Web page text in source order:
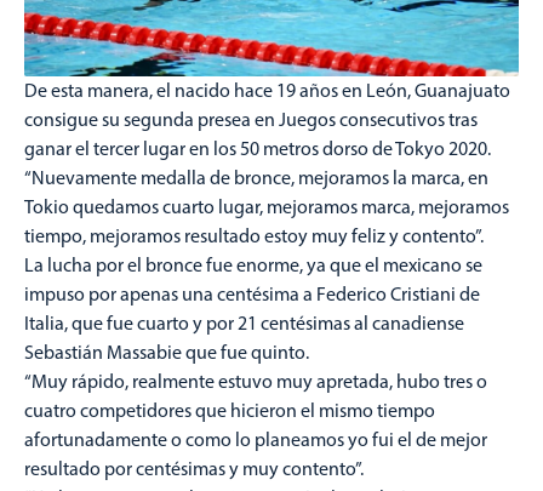
De esta manera, el nacido hace 19 años en León, Guanajuato
consigue su segunda presea en Juegos consecutivos tras
ganar el tercer lugar en los 50 metros dorso de Tokyo 2020.
“Nuevamente medalla de bronce, mejoramos la marca, en
Tokio quedamos cuarto lugar, mejoramos marca, mejoramos
tiempo, mejoramos resultado estoy muy feliz y contento”.
La lucha por el bronce fue enorme, ya que el mexicano se
impuso por apenas una centésima a Federico Cristiani de
Italia, que fue cuarto y por 21 centésimas al canadiense
Sebastián Massabie que fue quinto.
“Muy rápido, realmente estuvo muy apretada, hubo tres o
cuatro competidores que hicieron el mismo tiempo
afortunadamente o como lo planeamos yo fui el de mejor
resultado por centésimas y muy contento”.